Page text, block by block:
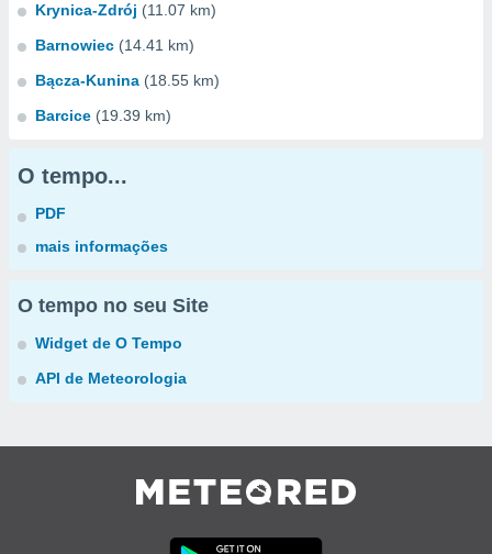
Krynica-Zdrój (11.07 km)
Barnowiec (14.41 km)
Bącza-Kunina (18.55 km)
Barcice (19.39 km)
O tempo...
PDF
mais informações
O tempo no seu Site
Widget de O Tempo
API de Meteorologia